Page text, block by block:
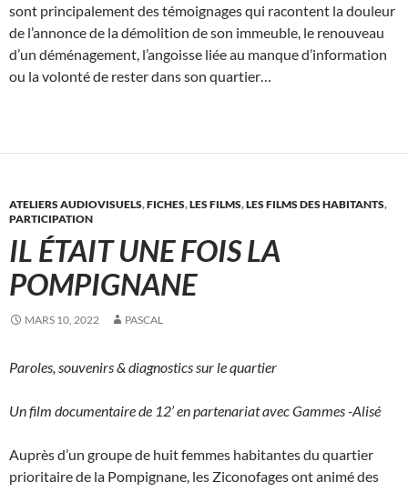
sont principalement des témoignages qui racontent la douleur
de l’annonce de la démolition de son immeuble, le renouveau
d’un déménagement, l’angoisse liée au manque d’information
ou la volonté de rester dans son quartier…
ATELIERS AUDIOVISUELS,FICHES,LES FILMS,LES FILMS DES HABITANTS,
PARTICIPATION
IL ÉTAIT UNE FOIS LA
POMPIGNANE
MARS 10, 2022 PASCAL
Paroles, souvenirs & diagnostics sur le quartier
Un film documentaire de 12’ en partenariat avec Gammes -Alisé
Auprès d’un groupe de huit femmes habitantes du quartier
prioritaire de la Pompignane, les Ziconofages ont animé des